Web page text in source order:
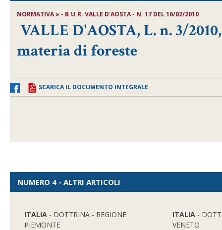
NORMATIVA » - B.U.R. VALLE D'AOSTA - N. 17 DEL 16/02/2010
VALLE D'AOSTA, L. n. 3/
materia di foreste
SCARICA IL DOCUMENTO INTEGRALE
NUMERO 4 - ALTRI ARTICOLI
ITALIA - DOTTRINA - REGIONE
PIEMONTE
ITALIA -
VENETO